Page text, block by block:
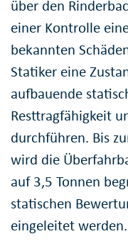
über den
einer Kontrolle
bekannten
Statiker eine
aufbauende
Resttragfähigkeit
durchführen. Bis
wird die
auf 3,5 Tonnen
statischen
eingeleitet werden.